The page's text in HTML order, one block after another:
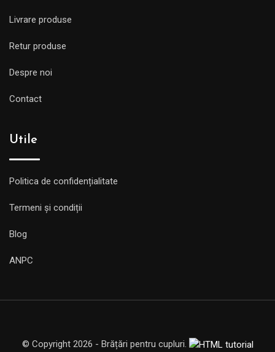
Livrare produse
Retur produse
Despre noi
Contact
Utile
Politica de confidențialitate
Termeni și condiții
Blog
ANPC
© Copyright 2026 - Brățări pentru cupluri.